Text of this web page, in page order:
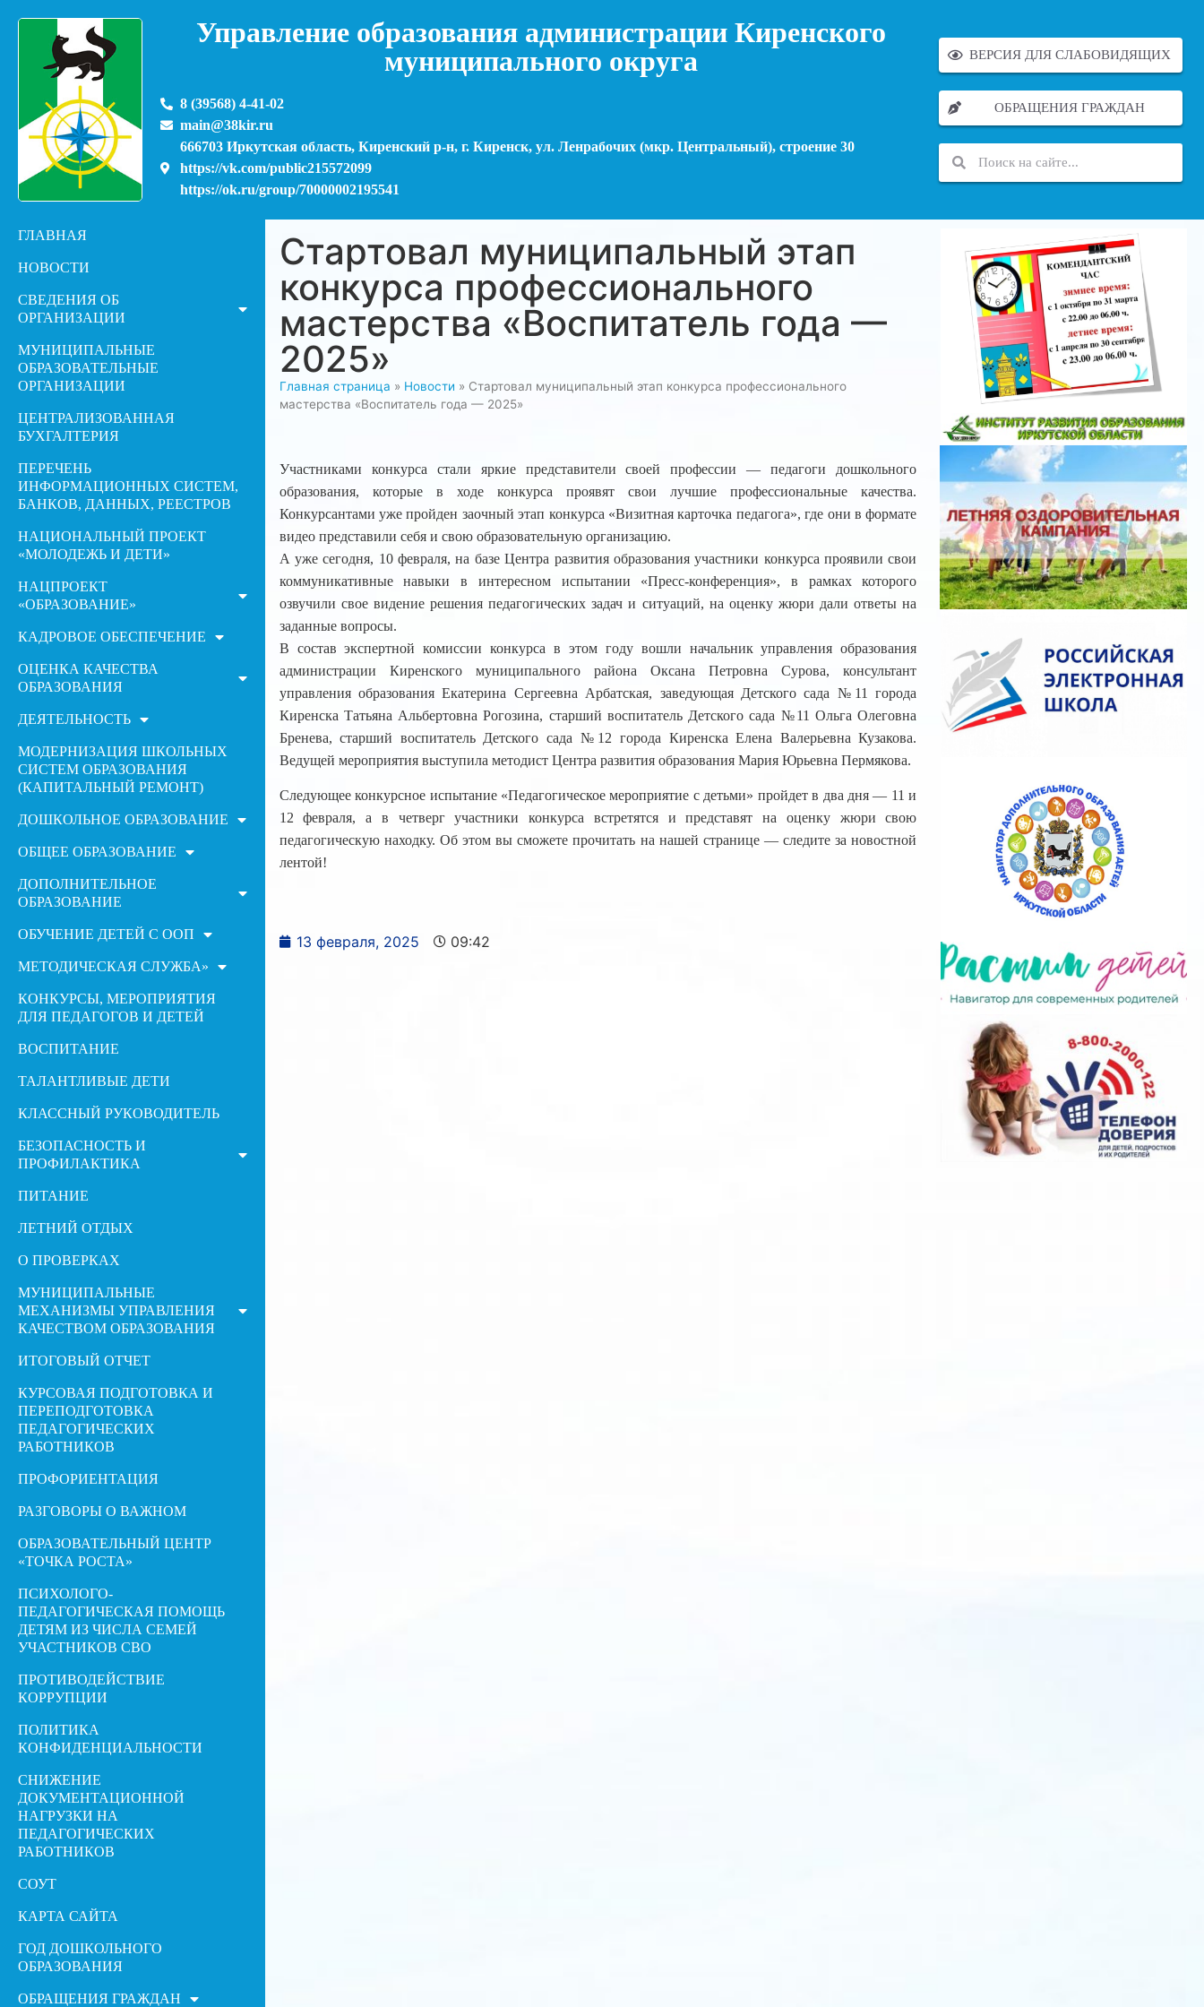
Управление образования администрации Киренского
муниципального округа
8 (39568) 4-41-02
main@38kir.ru
666703 Иркутская область, Киренский р-н, г. Киренск, ул. Ленрабочих (мкр. Центральный), строение 30
https://vk.com/public215572099
https://ok.ru/group/70000002195541
ВЕРСИЯ ДЛЯ СЛАБОВИДЯЩИХ
ОБРАЩЕНИЯ ГРАЖДАН
ГЛАВНАЯ
НОВОСТИ
СВЕДЕНИЯ ОБ
ОРГАНИЗАЦИИ
МУНИЦИПАЛЬНЫЕ
ОБРАЗОВАТЕЛЬНЫЕ
ОРГАНИЗАЦИИ
ЦЕНТРАЛИЗОВАННАЯ
БУХГАЛТЕРИЯ
ПЕРЕЧЕНЬ
ИНФОРМАЦИОННЫХ СИСТЕМ,
БАНКОВ, ДАННЫХ, РЕЕСТРОВ
НАЦИОНАЛЬНЫЙ ПРОЕКТ
«МОЛОДЕЖЬ И ДЕТИ»
НАЦПРОЕКТ
«ОБРАЗОВАНИЕ»
КАДРОВОЕ ОБЕСПЕЧЕНИЕ
ОЦЕНКА КАЧЕСТВА
ОБРАЗОВАНИЯ
ДЕЯТЕЛЬНОСТЬ
МОДЕРНИЗАЦИЯ ШКОЛЬНЫХ
СИСТЕМ ОБРАЗОВАНИЯ
(КАПИТАЛЬНЫЙ РЕМОНТ)
ДОШКОЛЬНОЕ ОБРАЗОВАНИЕ
ОБЩЕЕ ОБРАЗОВАНИЕ
ДОПОЛНИТЕЛЬНОЕ
ОБРАЗОВАНИЕ
ОБУЧЕНИЕ ДЕТЕЙ С ООП
МЕТОДИЧЕСКАЯ СЛУЖБА»
КОНКУРСЫ, МЕРОПРИЯТИЯ
ДЛЯ ПЕДАГОГОВ И ДЕТЕЙ
ВОСПИТАНИЕ
ТАЛАНТЛИВЫЕ ДЕТИ
КЛАССНЫЙ РУКОВОДИТЕЛЬ
БЕЗОПАСНОСТЬ И
ПРОФИЛАКТИКА
ПИТАНИЕ
ЛЕТНИЙ ОТДЫХ
О ПРОВЕРКАХ
МУНИЦИПАЛЬНЫЕ
МЕХАНИЗМЫ УПРАВЛЕНИЯ
КАЧЕСТВОМ ОБРАЗОВАНИЯ
ИТОГОВЫЙ ОТЧЕТ
КУРСОВАЯ ПОДГОТОВКА И
ПЕРЕПОДГОТОВКА
ПЕДАГОГИЧЕСКИХ
РАБОТНИКОВ
ПРОФОРИЕНТАЦИЯ
РАЗГОВОРЫ О ВАЖНОМ
ОБРАЗОВАТЕЛЬНЫЙ ЦЕНТР
«ТОЧКА РОСТА»
ПСИХОЛОГО-
ПЕДАГОГИЧЕСКАЯ ПОМОЩЬ
ДЕТЯМ ИЗ ЧИСЛА СЕМЕЙ
УЧАСТНИКОВ СВО
ПРОТИВОДЕЙСТВИЕ
КОРРУПЦИИ
ПОЛИТИКА
КОНФИДЕНЦИАЛЬНОСТИ
СНИЖЕНИЕ
ДОКУМЕНТАЦИОННОЙ
НАГРУЗКИ НА
ПЕДАГОГИЧЕСКИХ
РАБОТНИКОВ
СОУТ
КАРТА САЙТА
ГОД ДОШКОЛЬНОГО
ОБРАЗОВАНИЯ
ОБРАЩЕНИЯ ГРАЖДАН
Стартовал муниципальный этап
конкурса профессионального
мастерства «Воспитатель года —
2025»
Главная страница » Новости » Стартовал муниципальный этап конкурса профессионального
мастерства «Воспитатель года — 2025»
Участниками конкурса стали яркие представители своей профессии — педагоги дошкольного
образования, которые в ходе конкурса проявят свои лучшие профессиональные качества.
Конкурсантами уже пройден заочный этап конкурса «Визитная карточка педагога», где они в формате
видео представили себя и свою образовательную организацию.
А уже сегодня, 10 февраля, на базе Центра развития образования участники конкурса проявили свои
коммуникативные навыки в интересном испытании «Пресс-конференция», в рамках которого
озвучили свое видение решения педагогических задач и ситуаций, на оценку жюри дали ответы на
заданные вопросы.
В состав экспертной комиссии конкурса в этом году вошли начальник управления образования
администрации Киренского муниципального района Оксана Петровна Сурова, консультант
управления образования Екатерина Сергеевна Арбатская, заведующая Детского сада №11 города
Киренска Татьяна Альбертовна Рогозина, старший воспитатель Детского сада №11 Ольга Олеговна
Бренева, старший воспитатель Детского сада №12 города Киренска Елена Валерьевна Кузакова.
Ведущей мероприятия выступила методист Центра развития образования Мария Юрьевна Пермякова.
Следующее конкурсное испытание «Педагогическое мероприятие с детьми» пройдет в два дня — 11 и
12 февраля, а в четверг участники конкурса встретятся и представят на оценку жюри свою
педагогическую находку. Об этом вы сможете прочитать на нашей странице — следите за новостной
лентой!
13 февраля, 2025 09:42